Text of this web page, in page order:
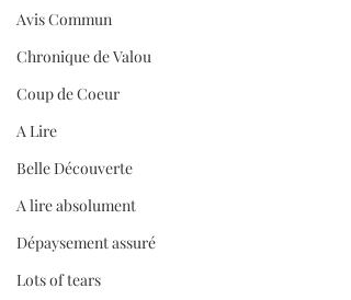
Avis Commun
Chronique de Valou
Coup de Coeur
A Lire
Belle Découverte
A lire absolument
Dépaysement assuré
Lots of tears